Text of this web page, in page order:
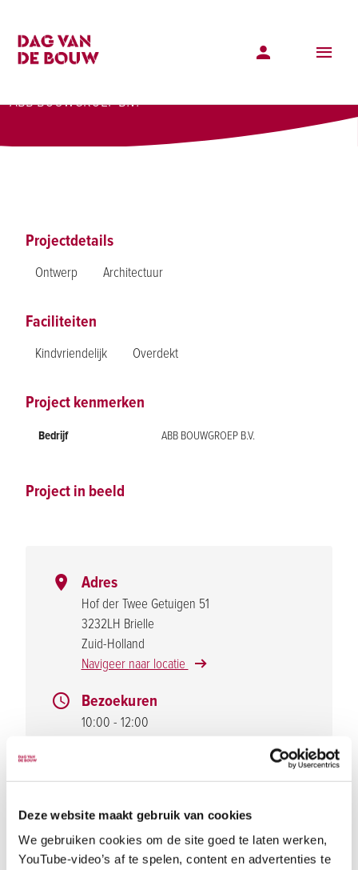
Deze website maakt gebruik van cookies
We gebruiken cookies om de site goed te laten werken,
YouTube-video’s af te spelen, content en advertenties te
Twee Getuigen
ABB BOUWGROEP B.V.
Projectdetails
Ontwerp Architectuur
Faciliteiten
Kindvriendelijk Overdekt
Project kenmerken
Bedrijf ABB BOUWGROEP B.V.
Project in beeld
Adres
Hof der Twee Getuigen 51
3232LH Brielle
Zuid-Holland
Navigeer naar locatie
Bezoekuren
10:00 - 12:00
Volg dit project op social media